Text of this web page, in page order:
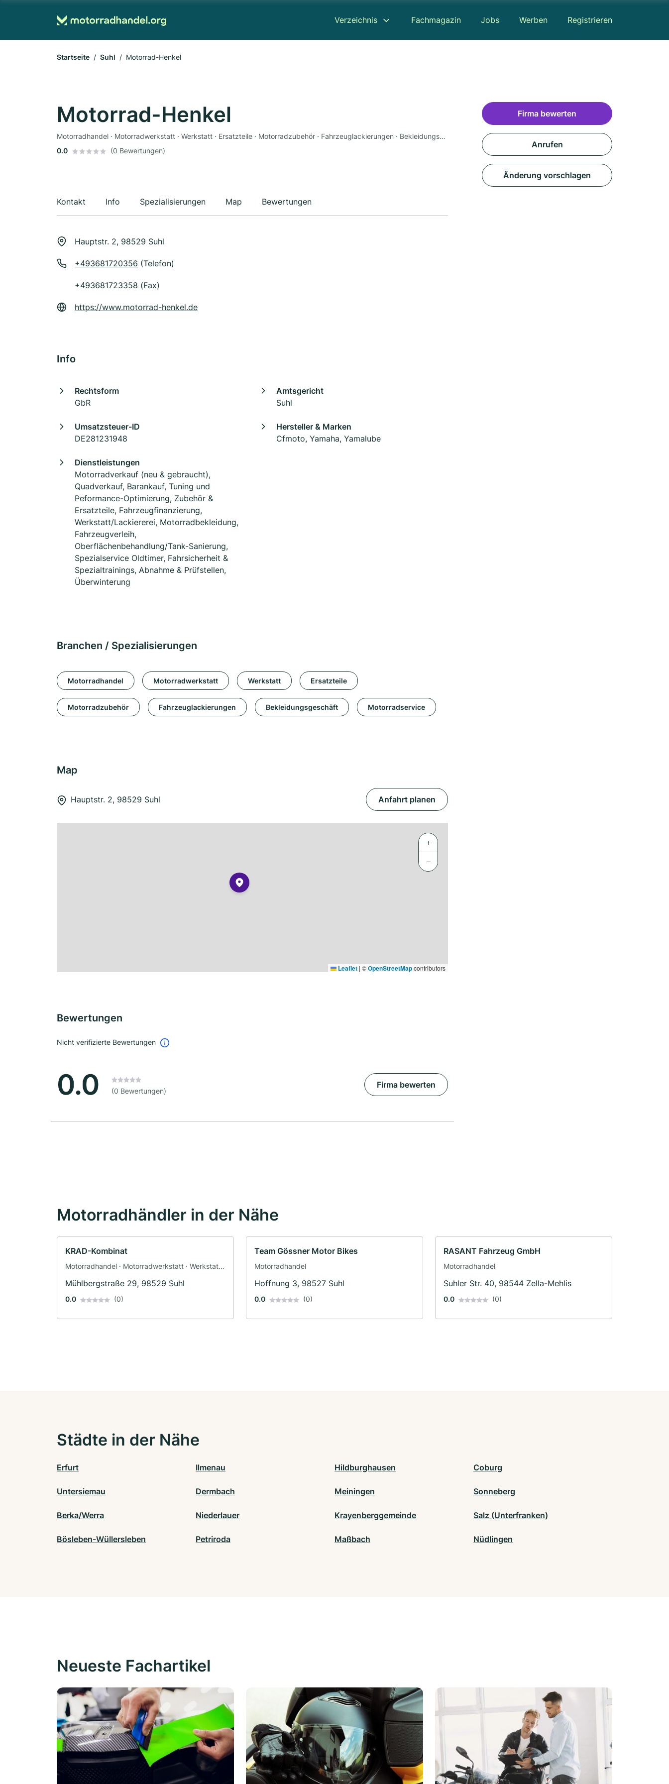
Verzeichnis Fachmagazin Jobs Werben Registrieren
Startseite Suhl Motorrad-Henkel
Motorrad-Henkel
Motorradhandel · Motorradwerkstatt · Werkstatt · Ersatzteile · Motorradzubehör · Fahrzeuglackierungen · Bekleidungsgeschäft · Motorradservice
0.0
(0 Bewertungen)
Kontakt Info Spezialisierungen Map Bewertungen
Hauptstr. 2, 98529 Suhl
+493681720356 (Telefon)
+493681723358 (Fax)
https://www.motorrad-henkel.de
Info
Rechtsform
GbR
Amtsgericht
Suhl
Umsatzsteuer-ID
DE281231948
Hersteller & Marken
Cfmoto, Yamaha, Yamalube
Dienstleistungen
Motorradverkauf (neu & gebraucht),
Quadverkauf, Barankauf, Tuning und
Peformance-Optimierung, Zubehör &
Ersatzteile, Fahrzeugfinanzierung,
Werkstatt/Lackiererei, Motorradbekleidung,
Fahrzeugverleih,
Oberflächenbehandlung/Tank-Sanierung,
Spezialservice Oldtimer, Fahrsicherheit &
Spezialtrainings, Abnahme & Prüfstellen,
Überwinterung
Branchen / Spezialisierungen
Motorradhandel Motorradwerkstatt Werkstatt Ersatzteile
Motorradzubehör Fahrzeuglackierungen Bekleidungsgeschäft Motorradservice
Map
Hauptstr. 2, 98529 Suhl Anfahrt planen
+
−
Leaflet | ©OpenStreetMapcontributors
Bewertungen
Nicht verifizierte Bewertungen
0.0 (0 Bewertungen)
Firma bewerten
Firma bewerten
Anrufen
Änderung vorschlagen
Motorradhändler in der Nähe
KRAD-Kombinat
Motorradhandel · Motorradwerkstatt · Werkstatt ·
Mühlbergstraße 29, 98529 Suhl
0.0 (0)
Team Gössner Motor Bikes
Motorradhandel
Hoffnung 3, 98527 Suhl
0.0 (0)
RASANT Fahrzeug GmbH
Motorradhandel
Suhler Str. 40, 98544 Zella-Mehlis
0.0 (0)
Städte in der Nähe
Erfurt Ilmenau Hildburghausen Coburg
Untersiemau Dermbach Meiningen Sonneberg
Berka/Werra Niederlauer Krayenberggemeinde Salz (Unterfranken)
Bösleben-Wüllersleben Petriroda Maßbach Nüdlingen
Neueste Fachartikel